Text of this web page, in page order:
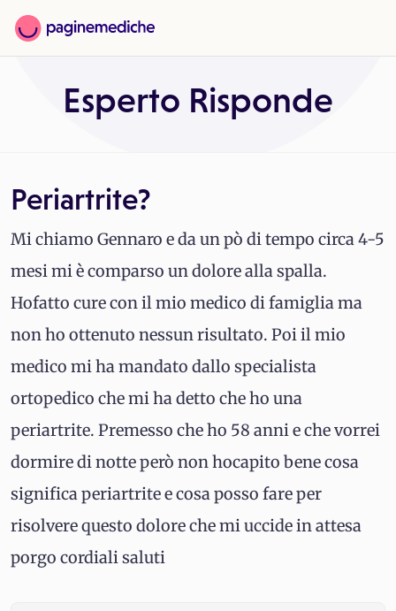
Esperto Risponde
Periartrite?
Mi chiamo Gennaro e da un pò di tempo circa 4-5
mesi mi è comparso un dolore alla spalla.
Hofatto cure con il mio medico di famiglia ma
non ho ottenuto nessun risultato. Poi il mio
medico mi ha mandato dallo specialista
ortopedico che mi ha detto che ho una
periartrite. Premesso che ho 58 anni e che vorrei
dormire di notte però non hocapito bene cosa
significa periartrite e cosa posso fare per
risolvere questo dolore che mi uccide in attesa
porgo cordiali saluti